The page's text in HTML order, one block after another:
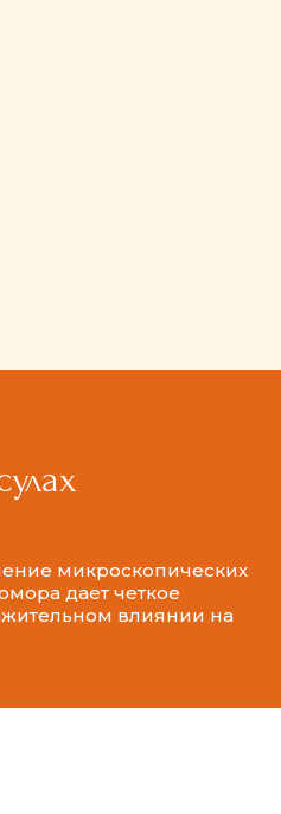
микроскопических
дает четкое
влиянии на